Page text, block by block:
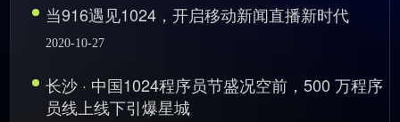
当916遇见1024，开启移动新闻直播新时代
2020-10-27
长沙 · 中国1024程序员节盛况空前，500 万程序
员线上线下引爆星城